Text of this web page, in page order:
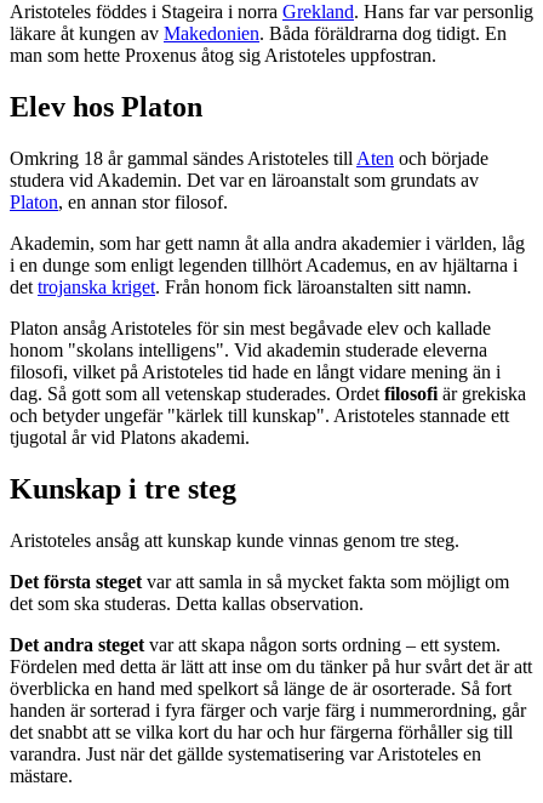
Aristoteles föddes i Stageira i norra Grekland. Hans far var personlig
läkare åt kungen av Makedonien. Båda föräldrarna dog tidigt. En
man som hette Proxenus åtog sig Aristoteles uppfostran.
Elev hos Platon
Omkring 18 år gammal sändes Aristoteles till Aten och började
studera vid Akademin. Det var en läroanstalt som grundats av
Platon, en annan stor filosof.
Akademin, som har gett namn åt alla andra akademier i världen, låg
i en dunge som enligt legenden tillhört Academus, en av hjältarna i
det trojanska kriget. Från honom fick läroanstalten sitt namn.
Platon ansåg Aristoteles för sin mest begåvade elev och kallade
honom "skolans intelligens". Vid akademin studerade eleverna
filosofi, vilket på Aristoteles tid hade en långt vidare mening än i
dag. Så gott som all vetenskap studerades. Ordet filosofi är grekiska
och betyder ungefär "kärlek till kunskap". Aristoteles stannade ett
tjugotal år vid Platons akademi.
Kunskap i tre steg
Aristoteles ansåg att kunskap kunde vinnas genom tre steg.
Det första steget var att samla in så mycket fakta som möjligt om
det som ska studeras. Detta kallas observation.
Det andra steget var att skapa någon sorts ordning – ett system.
Fördelen med detta är lätt att inse om du tänker på hur svårt det är att
överblicka en hand med spelkort så länge de är osorterade. Så fort
handen är sorterad i fyra färger och varje färg i nummerordning, går
det snabbt att se vilka kort du har och hur färgerna förhåller sig till
varandra. Just när det gällde systematisering var Aristoteles en
mästare.